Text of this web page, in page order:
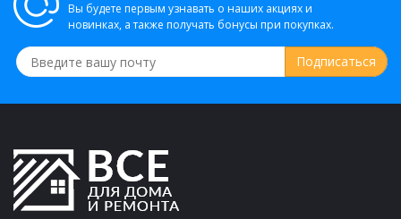
Вы будете первым узнавать о наших акциях и
новинках, а также получать бонусы при покупках.